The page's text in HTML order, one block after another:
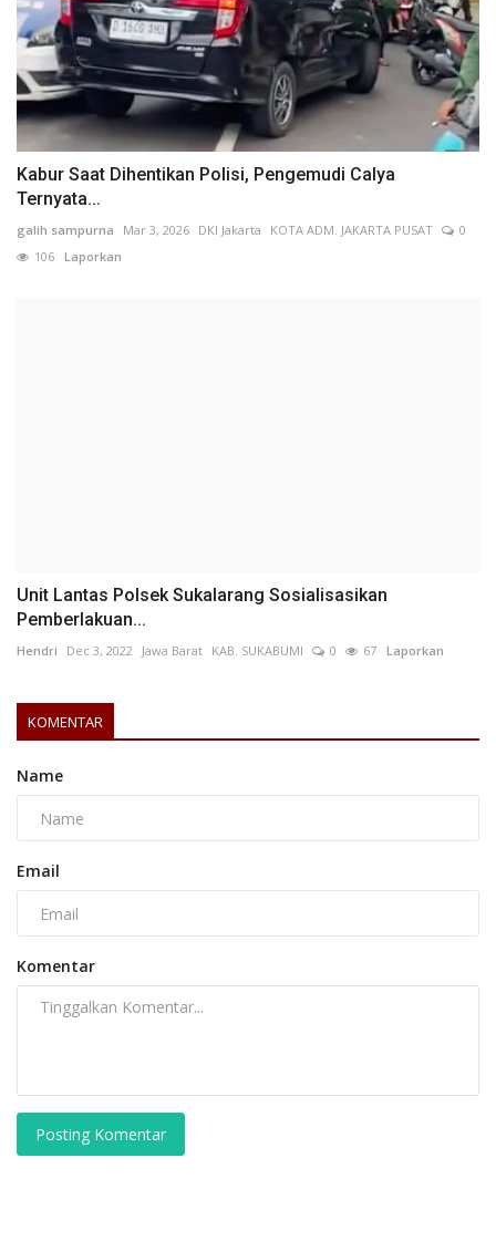
Kabur Saat Dihentikan Polisi, Pengemudi Calya
Ternyata...
galih sampurna Mar 3, 2026 DKI Jakarta KOTA ADM. JAKARTA PUSAT
0
106 Laporkan
Unit Lantas Polsek Sukalarang Sosialisasikan
Pemberlakuan...
Hendri Dec 3, 2022 Jawa Barat KAB. SUKABUMI 0 67 Laporkan
KOMENTAR
Name
Email
Komentar
Posting Komentar